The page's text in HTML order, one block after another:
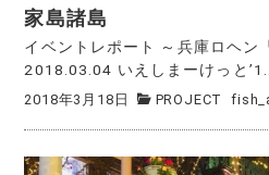
家島諸島
イベントレポート ～兵庫ロヘン
2018.03.04 いえしまーけっと’1...
2018年3月18日 PROJECT